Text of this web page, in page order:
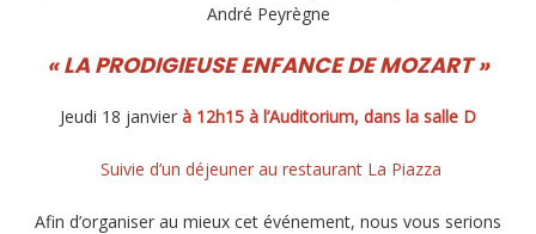
André Peyrègne
« LA PRODIGIEUSE ENFANCE DE MOZART »
Jeudi 18 janvier à 12h15 à l’Auditorium, dans la salle D
Suivie d’un déjeuner au restaurant La Piazza
Afin d’organiser au mieux cet événement, nous vous serions